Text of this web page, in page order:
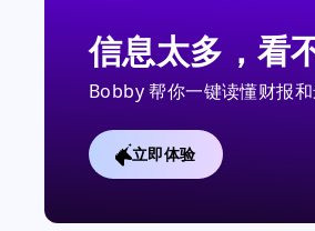
信息太多，看
Bobby 帮你一键读懂财报和
立即体验